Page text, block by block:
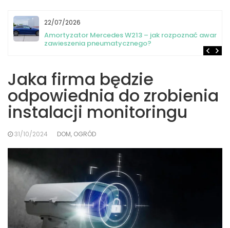
22/07/2026
Amortyzator Mercedes W213 – jak rozpoznać awarię
zawieszenia pneumatycznego?
Jaka firma będzie
odpowiednia do zrobienia
instalacji monitoringu
31/10/2024 DOM, OGRÓD